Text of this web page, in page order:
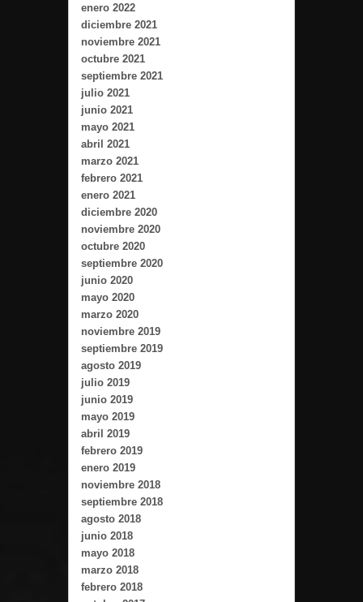
enero 2022
diciembre 2021
noviembre 2021
octubre 2021
septiembre 2021
julio 2021
junio 2021
mayo 2021
abril 2021
marzo 2021
febrero 2021
enero 2021
diciembre 2020
noviembre 2020
octubre 2020
septiembre 2020
junio 2020
mayo 2020
marzo 2020
noviembre 2019
septiembre 2019
agosto 2019
julio 2019
junio 2019
mayo 2019
abril 2019
febrero 2019
enero 2019
noviembre 2018
septiembre 2018
agosto 2018
junio 2018
mayo 2018
marzo 2018
febrero 2018